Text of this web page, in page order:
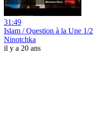
31:49
Islam / Question à la Une 1/2
Ninotchka
il y a 20 ans